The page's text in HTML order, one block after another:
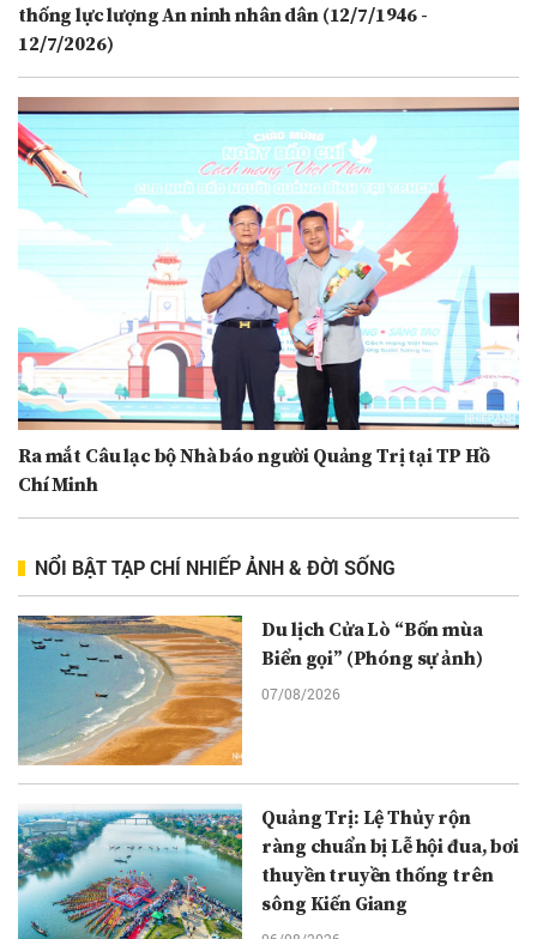
thống lực lượng An ninh nhân dân (12/7/1946 -
12/7/2026)
Ra mắt Câu lạc bộ Nhà báo người Quảng Trị tại TP Hồ
Chí Minh
NỔI BẬT TẠP CHÍ NHIẾP ẢNH & ĐỜI SỐNG
Du lịch Cửa Lò “Bốn mùa
Biển gọi” (Phóng sự ảnh)
07/08/2026
Quảng Trị: Lệ Thủy rộn
ràng chuẩn bị Lễ hội đua, bơi
thuyền truyền thống trên
sông Kiến Giang